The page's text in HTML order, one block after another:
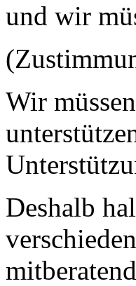
und wir
Wir
Deshalb